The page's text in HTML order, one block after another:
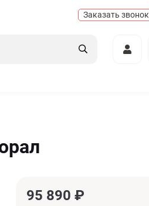
Заказать звонок
95 890 ₽